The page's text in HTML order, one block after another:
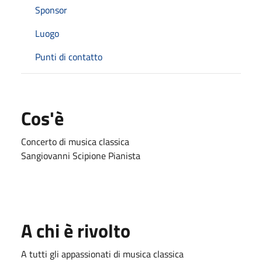
Sponsor
Luogo
Punti di contatto
Cos'è
Concerto di musica classica
Sangiovanni Scipione Pianista
A chi è rivolto
A tutti gli appassionati di musica classica